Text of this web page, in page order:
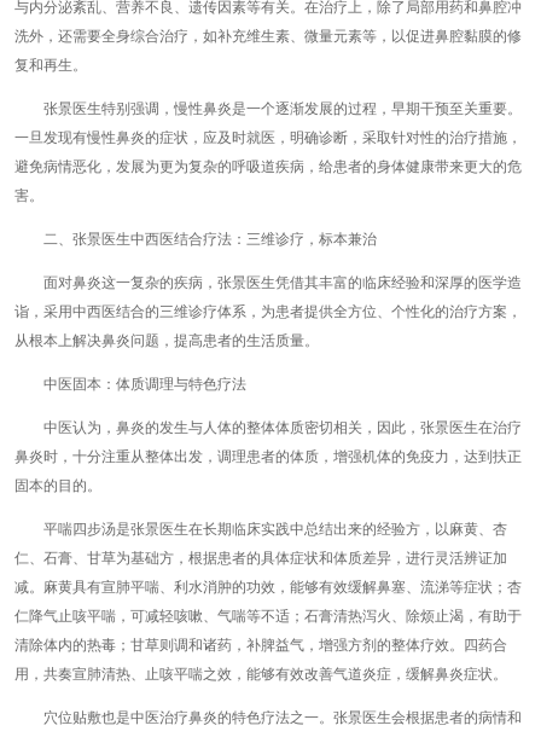
与内分泌紊乱、营养不良、遗传因素等有关。在治疗上，除了局部用药和鼻腔冲
洗外，还需要全身综合治疗，如补充维生素、微量元素等，以促进鼻腔黏膜的修
复和再生。
张景医生特别强调，慢性鼻炎是一个逐渐发展的过程，早期干预至关重要。
一旦发现有慢性鼻炎的症状，应及时就医，明确诊断，采取针对性的治疗措施，
避免病情恶化，发展为更为复杂的呼吸道疾病，给患者的身体健康带来更大的危
害。
二、张景医生中西医结合疗法：三维诊疗，标本兼治
面对鼻炎这一复杂的疾病，张景医生凭借其丰富的临床经验和深厚的医学造
诣，采用中西医结合的三维诊疗体系，为患者提供全方位、个性化的治疗方案，
从根本上解决鼻炎问题，提高患者的生活质量。
中医固本：体质调理与特色疗法
中医认为，鼻炎的发生与人体的整体体质密切相关，因此，张景医生在治疗
鼻炎时，十分注重从整体出发，调理患者的体质，增强机体的免疫力，达到扶正
固本的目的。
平喘四步汤是张景医生在长期临床实践中总结出来的经验方，以麻黄、杏
仁、石膏、甘草为基础方，根据患者的具体症状和体质差异，进行灵活辨证加
减。麻黄具有宣肺平喘、利水消肿的功效，能够有效缓解鼻塞、流涕等症状；杏
仁降气止咳平喘，可减轻咳嗽、气喘等不适；石膏清热泻火、除烦止渴，有助于
清除体内的热毒；甘草则调和诸药，补脾益气，增强方剂的整体疗效。四药合
用，共奏宣肺清热、止咳平喘之效，能够有效改善气道炎症，缓解鼻炎症状。
穴位贴敷也是中医治疗鼻炎的特色疗法之一。张景医生会根据患者的病情和